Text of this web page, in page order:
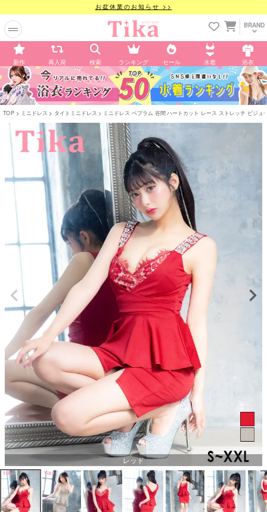
お盆休業のお知らせ >>
BRAND
新作 再入荷 検索 ランキング セール 水着 浴衣
TOP ミニドレス タイトミニドレス ミニドレス ペプラム 谷間 ハートカット レース ストレッチ ビジ
レッド